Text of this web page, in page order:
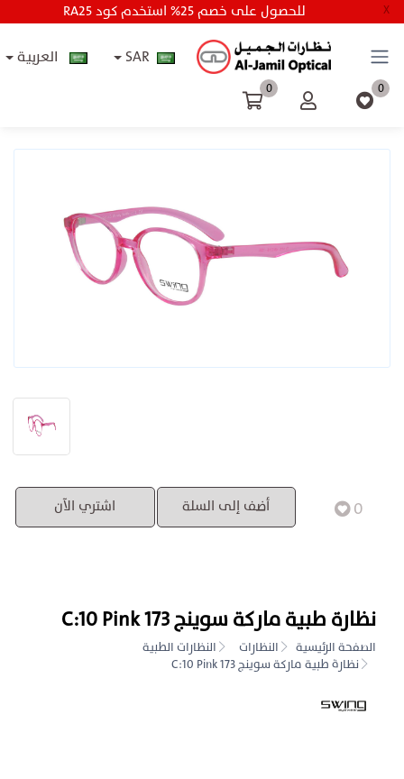
RA25 للحصول على خصم 25% استخدم كود X
SAR العربية
0
0
اشتري الآن أضف إلى السلة 0
نظارة طبية ماركة سوينج 173 C:10 Pink
الصفحة الرئيسية النظارات
النظارات الطبية
نظارة طبية ماركة سوينج 173 C:10 Pink